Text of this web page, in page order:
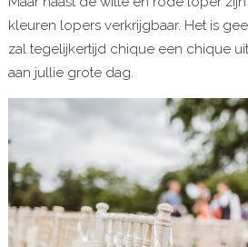
kleuren lopers verkrijgbaar. Het is
zal tegelijkertijd chique een chique
aan jullie grote dag.